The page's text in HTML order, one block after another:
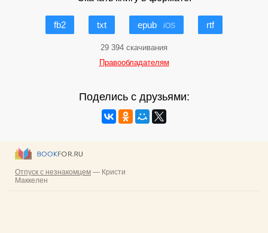
fb2 txt epub iOS rtf
29 394 скачивания
Правообладателям
Поделись с друзьями: